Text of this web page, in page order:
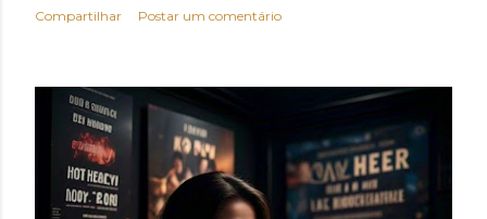
Compartilhar Postar um comentário